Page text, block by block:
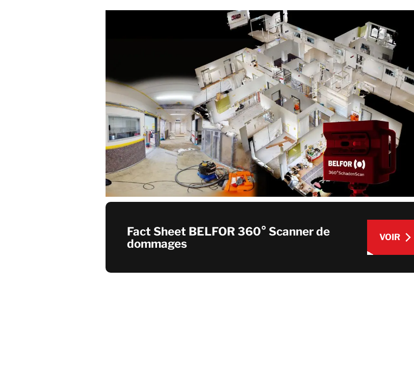
Pays-Bas
Pologne
Royaume-Uni
Suède
Suisse
Israël
Turquie
Corée du Sud
Japon
Malaisie
Taïwan
BELFOR DRYsmart
Séchage de bâtiments
Séchage de
documents et de
données
Fact Sheet BELFOR 360° Scanner de
dommages
VOIR
VOIR